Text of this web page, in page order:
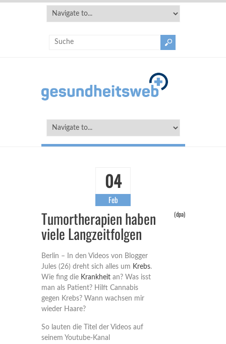
04
Feb
Tumortherapien haben
viele Langzeitfolgen
(dpa)
Berlin – In den Videos von Blogger
Jules (26) dreht sich alles um Krebs.
Wie fing die Krankheitan? Was isst
man als Patient? Hilft Cannabis
gegen Krebs? Wann wachsen mir
wieder Haare?
So lauten die Titel der Videos auf
seinem Youtube-Kanal